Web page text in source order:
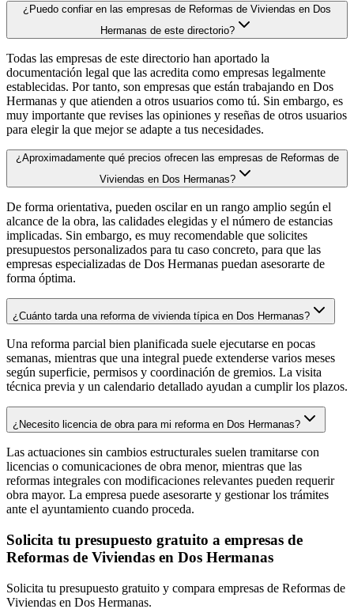
¿Puedo confiar en las empresas de Reformas de Viviendas en Dos
Hermanas de este directorio?
Todas las empresas de este directorio han aportado la
documentación legal que las acredita como empresas legalmente
establecidas. Por tanto, son empresas que están trabajando en Dos
Hermanas y que atienden a otros usuarios como tú. Sin embargo, es
muy importante que revises las opiniones y reseñas de otros usuarios
para elegir la que mejor se adapte a tus necesidades.
¿Aproximadamente qué precios ofrecen las empresas de Reformas de
Viviendas en Dos Hermanas?
De forma orientativa, pueden oscilar en un rango amplio según el
alcance de la obra, las calidades elegidas y el número de estancias
implicadas. Sin embargo, es muy recomendable que solicites
presupuestos personalizados para tu caso concreto, para que las
empresas especializadas de Dos Hermanas puedan asesorarte de
forma óptima.
¿Cuánto tarda una reforma de vivienda típica en Dos Hermanas?
Una reforma parcial bien planificada suele ejecutarse en pocas
semanas, mientras que una integral puede extenderse varios meses
según superficie, permisos y coordinación de gremios. La visita
técnica previa y un calendario detallado ayudan a cumplir los plazos.
¿Necesito licencia de obra para mi reforma en Dos Hermanas?
Las actuaciones sin cambios estructurales suelen tramitarse con
licencias o comunicaciones de obra menor, mientras que las
reformas integrales con modificaciones relevantes pueden requerir
obra mayor. La empresa puede asesorarte y gestionar los trámites
ante el ayuntamiento cuando proceda.
Solicita tu presupuesto gratuito a empresas de
Reformas de Viviendas en Dos Hermanas
Solicita tu presupuesto gratuito y compara empresas de Reformas de
Viviendas en Dos Hermanas.